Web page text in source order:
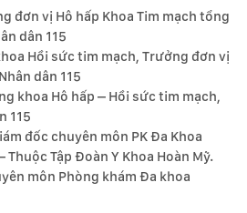
đơn vị Hô hấp Khoa Tim mạch tổng
dân 115
Hồi sức tim mạch, Trưởng đơn vị
dân 115
khoa Hô hấp – Hồi sức tim mạch,
115
đốc chuyên môn PK Đa Khoa
Thuộc Tập Đoàn Y Khoa Hoàn Mỹ.
môn Phòng khám Đa khoa